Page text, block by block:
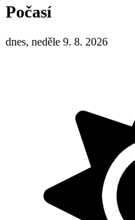
Počasí
dnes, neděle 9. 8. 2026